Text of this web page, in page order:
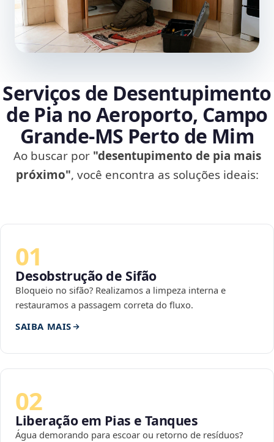
Serviços de Desentupimento
de Pia no Aeroporto, Campo
Grande‑MS Perto de Mim
Ao buscar por "desentupimento de pia mais
próximo", você encontra as soluções ideais:
01
Desobstrução de Sifão
Bloqueio no sifão? Realizamos a limpeza interna e
restauramos a passagem correta do fluxo.
SAIBA MAIS
02
Liberação em Pias e Tanques
Água demorando para escoar ou retorno de resíduos?